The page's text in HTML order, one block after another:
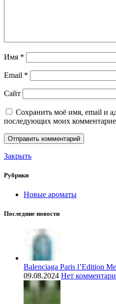
Имя *
Email *
Сайт
Сохранить моё имя, email и
последующих моих
Закрыть
Рубрики
Новые ароматы
Последние новости
Balenciaga Paris l’Edition
09.08.2024 Нет